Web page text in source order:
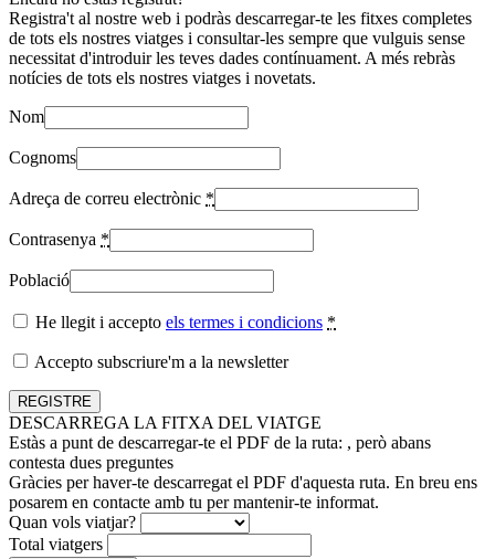
Registra't al nostre web i podràs descarregar-te les fitxes completes
de tots els nostres viatges i consultar-les sempre que vulguis sense
necessitat d'introduir les teves dades contínuament. A més rebràs
notícies de tots els nostres viatges i novetats.
Nom
Cognoms
Adreça de correu electrònic *
Contrasenya *
Població
He llegit i accepto els termes i condicions *
Accepto subscriure'm a la newsletter
DESCARREGA LA FITXA DEL VIATGE
Estàs a punt de descarregar-te el PDF de la ruta: , però abans
contesta dues preguntes
Gràcies per haver-te descarregat el PDF d'aquesta ruta. En breu ens
posarem en contacte amb tu per mantenir-te informat.
Quan vols viatjar?
Total viatgers